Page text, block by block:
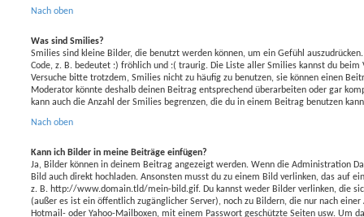
Nach oben
Was sind Smilies?
Smilies sind kleine Bilder, die benutzt werden können, um ein Gefühl
Code, z. B. bedeutet :) fröhlich und :( traurig. Die Liste aller Smilies kannst du beim
Versuche bitte trotzdem, Smilies nicht zu häufig zu benutzen, sie können einen
Moderator könnte deshalb deinen Beitrag entsprechend überarbeiten oder gar
kann auch die Anzahl der Smilies begrenzen, die du in einem Beitrag benutzen
Nach oben
Kann ich Bilder in meine Beiträge einfügen?
Ja, Bilder können in deinem Beitrag angezeigt werden. Wenn die Administration
Bild auch direkt hochladen. Ansonsten musst du zu einem Bild verlinken, das auf
z. B. http://www.domain.tld/mein-bild.gif. Du kannst weder Bilder verlinken, die
(außer es ist ein öffentlich zugänglicher Server), noch zu Bildern, die nur nach
Hotmail- oder Yahoo-Mailboxen, mit einem Passwort geschützte Seiten usw. Um